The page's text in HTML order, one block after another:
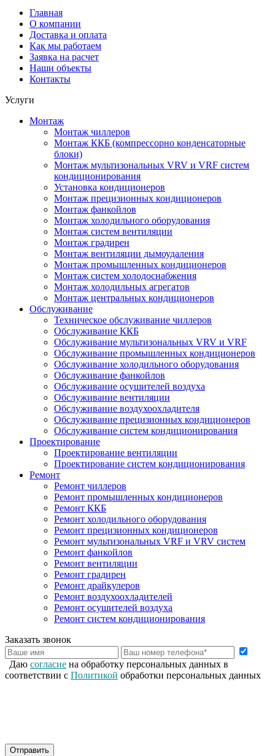
Главная
О компании
Доставка и оплата
Как мы работаем
Заявка на расчет
Наши объекты
Контакты
Услуги
Монтаж
Монтаж чиллеров
Монтаж ККБ (компрессорно конденсаторные
блоки)
Монтаж мультизональных VRV и VRF систем
кондиционирования
Установка кондиционеров
Монтаж прецизионных кондиционеров
Монтаж фанкойлов
Монтаж холодильного оборудования
Монтаж систем вентиляции
Монтаж градирен
Монтаж вентиляции дымоудаления
Монтаж промышленных кондиционеров
Монтаж систем холодоснабжения
Монтаж холодильных агрегатов
Монтаж центральных кондиционеров
Обслуживание
Техническое обслуживание чиллеров
Обслуживание ККБ
Обслуживание мультизональных VRV и VRF
Обслуживание промышленных кондиционеров
Обслуживание холодильного оборудования
Обслуживание фанкойлов
Обслуживание осушителей воздуха
Обслуживание вентиляции
Обслуживание воздухоохладителя
Обслуживание прецизионных кондиционеров
Обслуживание систем кондиционирования
Проектирование
Проектирование вентиляции
Проектирование систем кондиционирования
Ремонт
Ремонт чиллеров
Ремонт промышленных кондиционеров
Ремонт ККБ
Ремонт холодильного оборудования
Ремонт прецизионных кондиционеров
Ремонт мультизональных VRF и VRV систем
Ремонт фанкойлов
Ремонт вентиляции
Ремонт градирен
Ремонт драйкулеров
Ремонт воздухоохладителей
Ремонт осушителей воздуха
Ремонт систем кондиционирования
Заказать звонок
Даю согласие на обработку персональных данных в
соответствии с Политикой обработки персональных данных